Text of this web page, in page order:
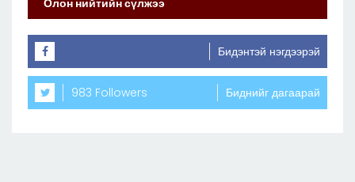
Олон нийтийн сүлжээ
Бидэнтэй нэгдээрэй
983 Followers Биднийг дагаарай